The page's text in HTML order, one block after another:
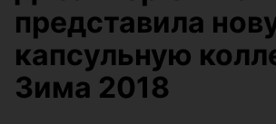
представила
капсульную
Зима 2018